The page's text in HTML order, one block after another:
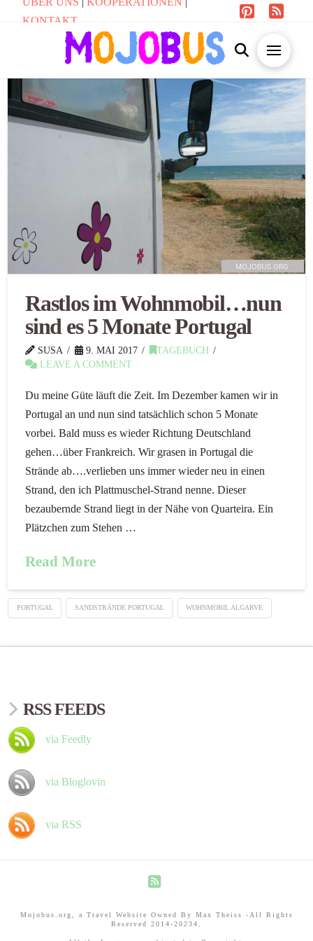
KONTAKT
Rastlos im Wohnmobil…nun
sind es 5 Monate Portugal
SUSA 9. MAI 2017
TAGEBUCH
LEAVE A COMMENT
Du meine Güte läuft die Zeit. Im Dezember kamen wir in
Portugal an und nun sind tatsächlich schon 5 Monate
vorbei. Bald muss es wieder Richtung Deutschland
gehen…über Frankreich. Wir grasen in Portugal die
Strände ab….verlieben uns immer wieder neu in einen
Strand, den ich Plattmuschel-Strand nenne. Dieser
bezaubernde Strand liegt in der Nähe von Quarteira. Ein
Plätzchen zum Stehen …
Read More
PORTUGAL SANDSTRÄNDE PORTUGAL WOHNMOBIL ALGARVE
RSS FEEDS
via Feedly
via Bloglovin
via RSS
Mojobus.org, a Travel Website Owned By Max Theiss -All Rights
Reserved 2014-20234.